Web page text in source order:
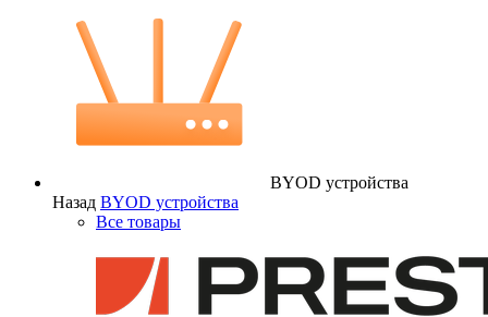
BYOD устройства
Назад BYOD устройства
Все товары